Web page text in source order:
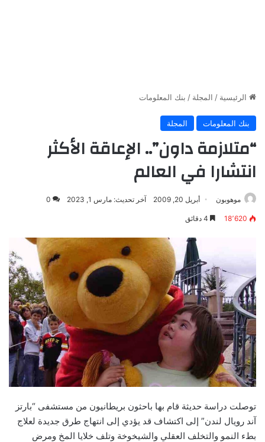
الرئيسية / المجلة / بنك المعلومات
بنك المعلومات المجلة
“متلازمة داون”.. الإعاقة الأكثر
انتشارا في العالم
موهوبون أبريل 20, 2009 آخر تحديث: مارس 1, 2023 0
18٬620
توصلت دراسة حديثة قام بها باحثون بريطانيون من مستشفى “بارتز
آند رويال لندن” إلى اكتشاف قد يؤدي إلى انتهاج طرق جديدة لعلاج
بطء النمو والتخلف العقلي والشيخوخة وتلف خلايا المخ ومرض